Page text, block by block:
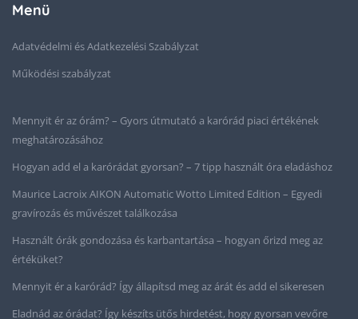
Menü
Adatvédelmi és Adatkezelési Szabályzat
Működési szabályzat
Mennyit ér az órám? – Gyors útmutató a karórád piaci értékének
meghatározásához
Hogyan add el a karórádat gyorsan? – 7 tipp használt óra eladáshoz
Maurice Lacroix AIKON Automatic Wotto Limited Edition – Egyedi
gravírozás és művészet találkozása
Használt órák gondozása és karbantartása – hogyan őrizd meg az
értéküket?
Mennyit ér a karórád? Így állapítsd meg az árát és add el sikeresen
Eladnád az órádat? Így készíts ütős hirdetést, hogy gyorsan vevőre